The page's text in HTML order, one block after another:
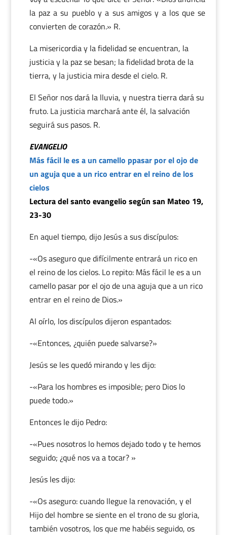
la paz a su pueblo y a sus amigos y a los que se
convierten de corazón.» R.
La misericordia y la fidelidad se encuentran, la
justicia y la paz se besan; la fidelidad brota de la
tierra, y la justicia mira desde el cielo. R.
El Señor nos dará la lluvia, y nuestra tierra dará su
fruto. La justicia marchará ante él, la salvación
seguirá sus pasos. R.
EVANGELIO
Más fácil le es a un camello ppasar por el ojo de
un aguja que a un rico entrar en el reino de los
cielos
Lectura del santo evangelio según san Mateo 19,
23-30
En aquel tiempo, dijo Jesús a sus discípulos:
-«Os aseguro que difícilmente entrará un rico en
el reino de los cielos. Lo repito: Más fácil le es a un
camello pasar por el ojo de una aguja que a un rico
entrar en el reino de Dios.»
Al oírlo, los discípulos dijeron espantados:
-«Entonces, ¿quién puede salvarse?»
Jesús se les quedó mirando y les dijo:
-«Para los hombres es imposible; pero Dios lo
puede todo.»
Entonces le dijo Pedro:
-«Pues nosotros lo hemos dejado todo y te hemos
seguido; ¿qué nos va a tocar? »
Jesús les dijo:
-«Os aseguro: cuando llegue la renovación, y el
Hijo del hombre se siente en el trono de su gloria,
también vosotros, los que me habéis seguido, os